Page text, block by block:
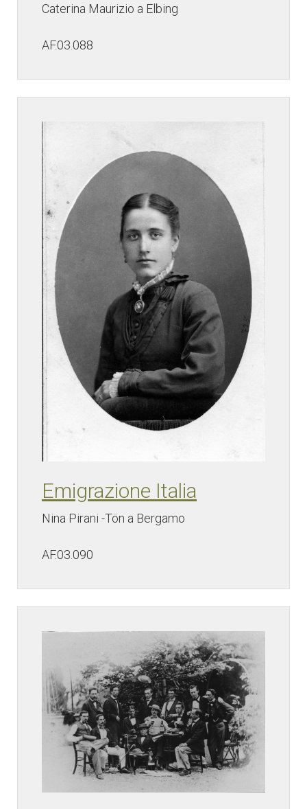
Caterina Maurizio a Elbing
AF.03.088
Emigrazione Italia
Nina Pirani -Tön a Bergamo
AF.03.090